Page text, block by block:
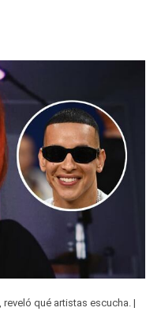
reveló qué artistas escucha. |